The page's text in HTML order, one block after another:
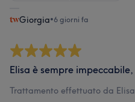
Giorgia•6 giorni fa
Elisa è sempre
Trattamento effettuato da